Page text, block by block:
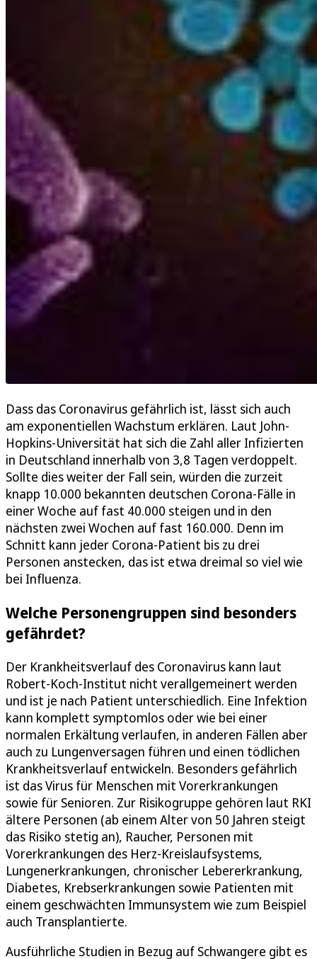
Dass das Coronavirus gefährlich ist, lässt sich auch
am exponentiellen Wachstum erklären. Laut John-
Hopkins-Universität hat sich die Zahl aller Infizierten
in Deutschland innerhalb von 3,8 Tagen verdoppelt.
Sollte dies weiter der Fall sein, würden die zurzeit
knapp 10.000 bekannten deutschen Corona-Fälle in
einer Woche auf fast 40.000 steigen und in den
nächsten zwei Wochen auf fast 160.000. Denn im
Schnitt kann jeder Corona-Patient bis zu drei
Personen anstecken, das ist etwa dreimal so viel wie
bei Influenza.
Welche Personengruppen sind besonders
gefährdet?
Der Krankheitsverlauf des Coronavirus kann laut
Robert-Koch-Institut nicht verallgemeinert werden
und ist je nach Patient unterschiedlich. Eine Infektion
kann komplett symptomlos oder wie bei einer
normalen Erkältung verlaufen, in anderen Fällen aber
auch zu Lungenversagen führen und einen tödlichen
Krankheitsverlauf entwickeln. Besonders gefährlich
ist das Virus für Menschen mit Vorerkrankungen
sowie für Senioren. Zur Risikogruppe gehören laut RKI
ältere Personen (ab einem Alter von 50 Jahren steigt
das Risiko stetig an), Raucher, Personen mit
Vorerkrankungen des Herz-Kreislaufsystems,
Lungenerkrankungen, chronischer Lebererkrankung,
Diabetes, Krebserkrankungen sowie Patienten mit
einem geschwächten Immunsystem wie zum Beispiel
auch Transplantierte.
Ausführliche Studien in Bezug auf Schwangere gibt es